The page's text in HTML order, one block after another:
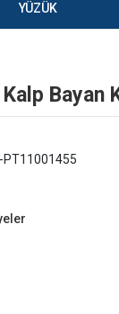
YÜZÜK
Bayan
PT11001455